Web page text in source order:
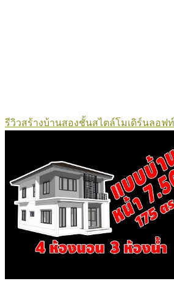
รีวิวสร้างบ้านสองชั้นสไตล์โมเดิร์นลอฟ